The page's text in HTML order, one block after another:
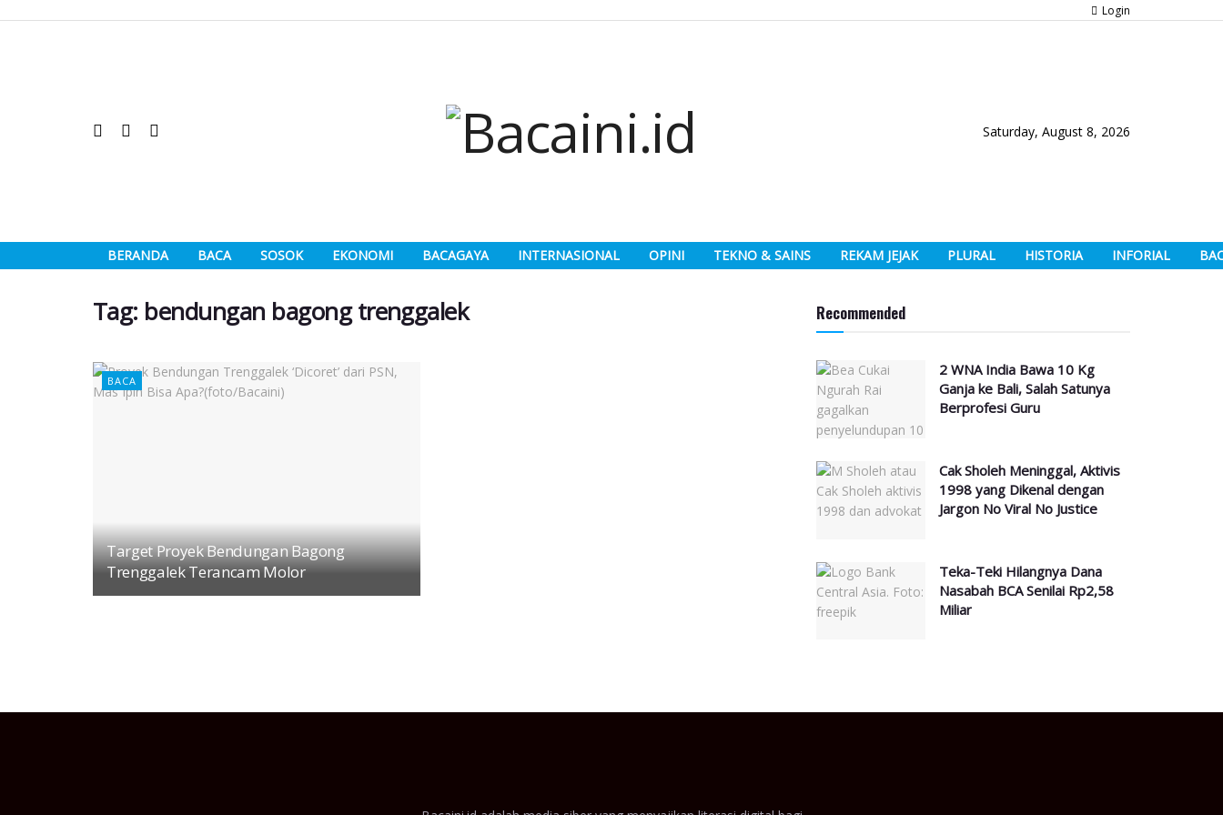
Login
Saturday, August 8, 2026
BERANDA BACA SOSOK EKONOMI BACAGAYA INTERNASIONAL OPINI TEKNO & SAINS REKAM JEJAK PLURAL HISTORIA INFORIAL
Tag: bendungan bagong trenggalek
BACA
Target Proyek Bendungan Bagong
Trenggalek Terancam Molor
Recommended
2 WNA India Bawa 10 Kg
Ganja ke Bali, Salah Satunya
Berprofesi Guru
Cak Sholeh Meninggal, Aktivis
1998 yang Dikenal dengan
Jargon No Viral No Justice
Teka-Teki Hilangnya Dana
Nasabah BCA Senilai Rp2,58
Miliar